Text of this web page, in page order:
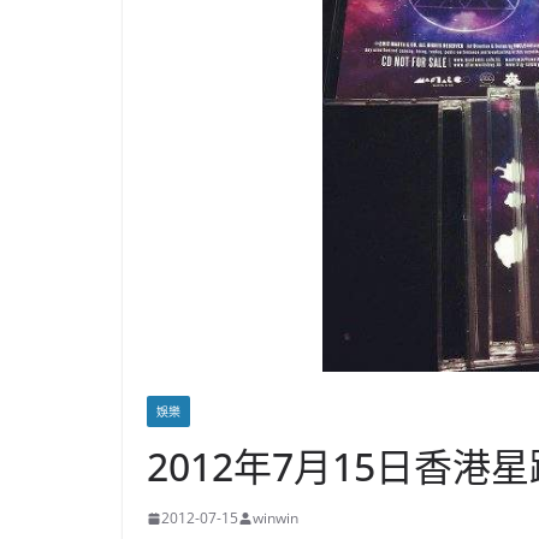
娛樂
2012年7月15日香港
2012-07-15 winwin